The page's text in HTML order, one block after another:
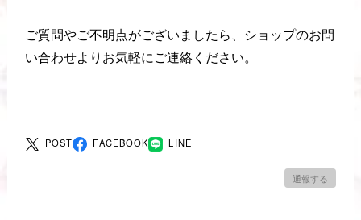
ご質問やご不明点がございましたら、ショップのお問
い合わせよりお気軽にご連絡ください。
POST FACEBOOK LINE
通報する